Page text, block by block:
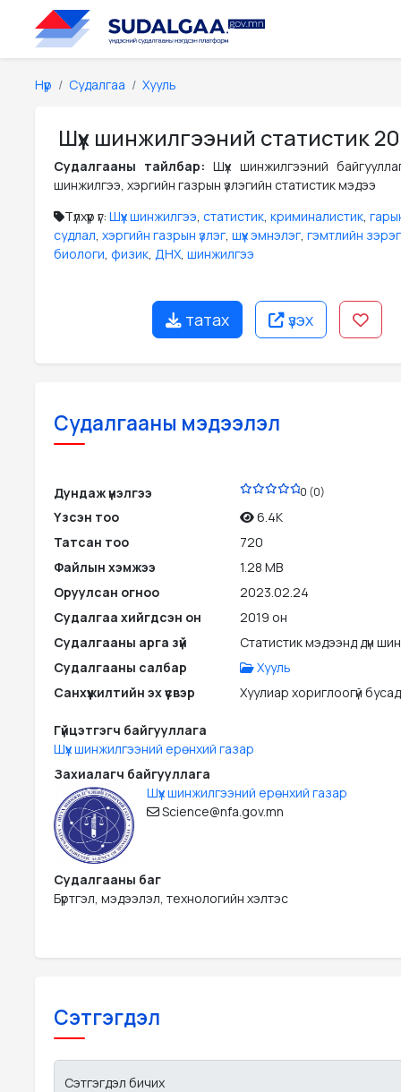
Нүүр Судалгаа Хууль
Шүүх шинжилгээний статистик
Судалгааны тайлбар:Шүүх шинжилгээний
шинжилгээ, хэргийн газрын үзлэгийн статистик мэдээ
Түлхүүр үг: Шүүх шинжилгээ, статистик, криминалистик,
судлал, хэргийн газрын үзлэг, шүүх эмнэлэг, гэмтлийн зэрэг
биологи, физик, ДНХ, шинжилгээ
татах үзэх
Судалгааны мэдээлэл
Дундаж үнэлгээ 0 (0)
Үзсэн тоо
6.4K
Татсан тоо
720
Файлын хэмжээ
1.28 MB
Оруулсан огноо
2023.02.24
Судалгаа хийгдсэн он
2019 он
Судалгааны арга зүй
Статистик мэдээнд дүн
Судалгааны салбар
Хууль
Санхүүжилтийн эх үүсвэр
Хуулиар хориглоогүй бусад
Гүйцэтгэгч байгууллага
Шүүх шинжилгээний ерөнхий газар
Захиалагч байгууллага
Шүүх шинжилгээний ерөнхий газар
Science@nfa.gov.mn
Судалгааны баг
Бүртгэл, мэдээлэл, технологийн хэлтэс
Сэтгэгдэл
Сэтгэгдэл бичих